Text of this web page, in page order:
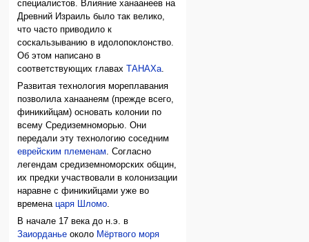
специалистов. Влияние ханаанеев на
Древний Израиль было так велико,
что часто приводило к
соскальзыванию в идолопоклонство.
Об этом написано в
соответствующих главахТАНАХа
Развитая технология мореплавания
позволила ханаанеям (прежде всего,
финикийцам) основать колонии по
всему Средиземноморью. Они
передали эту технологию соседним
еврейским племенам. Согласно
легендам средиземноморских общин,
их предки участвовали в колонизации
наравне с финикийцами уже во
временацаря Шломо.
В начале 17 века до н.э. в
Заиорданье около Мёртвого моря